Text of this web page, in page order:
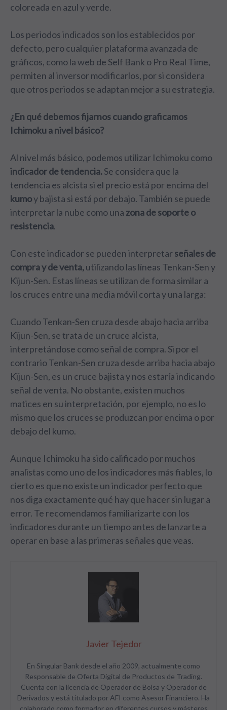
coloreada en azul y verde.
Los periodos indicados son los establecidos por
defecto, pero cualquier plataforma avanzada de
gráficos, como la web de Self Bank o Pro Real Time,
permiten al inversor modificarlos, por si considera
que otros periodos se adaptan mejor a su estrategia.
¿En qué debemos fijarnos cuando graficamos
Ichimoku a nivel básico?
Al nivel más básico, podemos utilizar Ichimoku como
indicador de tendencia.Se considera que la
tendencia es alcista si el precio está por encima del
kumoy bajista si está por debajo. También se puede
interpretar la nube como una zona de soporte o
resistencia.
Con este indicador se pueden interpretarseñales de
compra y de venta,utilizando las líneas Tenkan-Sen y
Kijun-Sen. Estas líneas se utilizan de forma similar a
los cruces entre una media móvil corta y una larga:
Cuando Tenkan-Sen cruza desde abajo hacia arriba
Kijun-Sen, se trata de un cruce alcista,
interpretándose como señal de compra. Si por el
contrario Tenkan-Sen cruza desde arriba hacia abajo
Kijun-Sen, es un cruce bajista y nos estaría indicando
señal de venta. No obstante, existen muchos
matices en su interpretación, por ejemplo, no es lo
mismo que los cruces se produzcan por encima o por
debajo del kumo.
Aunque Ichimoku ha sido calificado por muchos
analistas como uno de los indicadores más fiables, lo
cierto es que no existe un indicador perfecto que
nos diga exactamente qué hay que hacer sin lugar a
error. Te recomendamos familiarizarte con los
indicadores durante un tiempo antes de lanzarte a
operar en base a las primeras señales que veas.
Javier Tejedor
En Singular Bank desde el año 2009, actualmente como
Responsable de Oferta Digital de Productos de Trading.
Cuenta con la licencia de Operador de Bolsa y Operador de
Derivados y está titulado por AFI como Asesor Financiero. Ha